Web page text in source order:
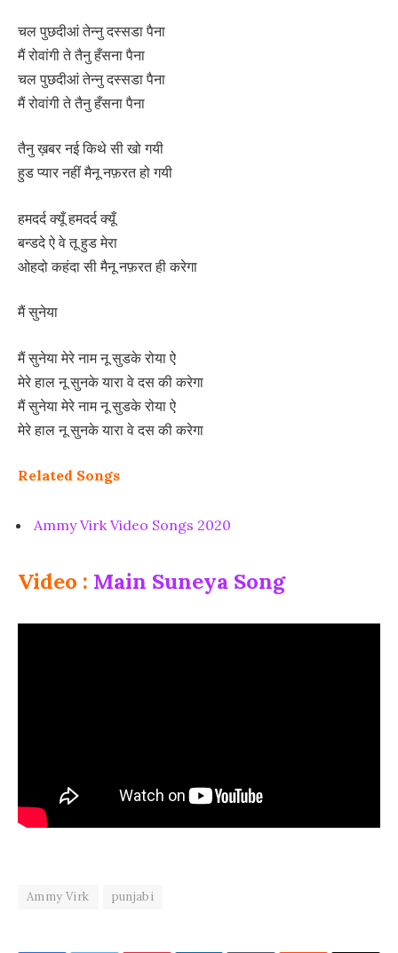
चल पुछदीआं तेन्नु दस्सडा पैना
मैं रोवांगी ते तैनु हँसना पैना
चल पुछदीआं तेन्नु दस्सडा पैना
मैं रोवांगी ते तैनु हँसना पैना
तैनु ख़बर नई किथे सी खो गयी
हुड प्यार नहीं मैनू नफ़रत हो गयी
हमदर्द क्यूँ हमदर्द क्यूँ
बन्डदे ऐ वे तू हुड मेरा
ओहदो कहंदा सी मैनू नफ़रत ही करेगा
मैं सुनेया
मैं सुनेया मेरे नाम नू सुडके रोया ऐ
मेरे हाल नू सुनके यारा वे दस की करेगा
मैं सुनेया मेरे नाम नू सुडके रोया ऐ
मेरे हाल नू सुनके यारा वे दस की करेगा
Related Songs
Ammy Virk Video Songs 2020
Video : Main Suneya Song
Ammy Virk punjabi